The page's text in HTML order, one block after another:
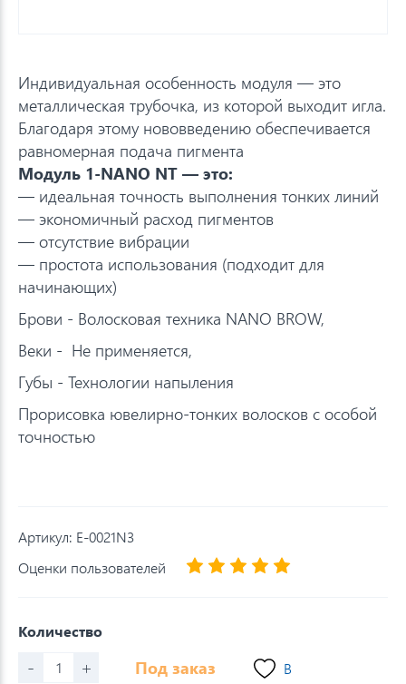
Индивидуальная особенность модуля — это
металлическая трубочка, из которой выходит игла.
Благодаря этому нововведению обеспечивается
равномерная подача пигмента
Модуль 1-NANO NT — это:
— идеальная точность выполнения тонких линий
— экономичный расход пигментов
— отсутствие вибрации
— простота использования (подходит для
начинающих)
Брови - Волосковая техника NANO BROW,
Веки - Не применяется,
Губы - Технологии напыления
Прорисовка ювелирно-тонких волосков с особой
точностью
Артикул: E-0021N3
Оценки пользователей
Количество
- + Под заказ
В